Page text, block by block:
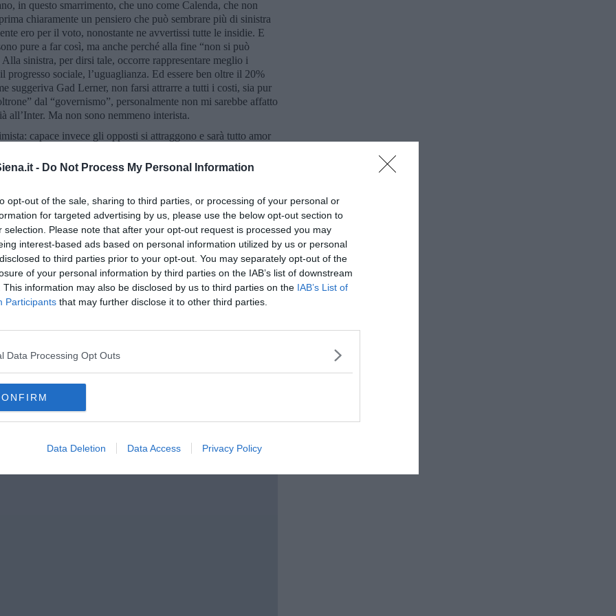
- Do Not Process My Personal Information
opt-out of the sale, sharing to third parties, or processing of your personal or
for targeted advertising by us, please use the below opt-out section to
selection. Please note that after your opt-out request is processed you may
interest-based ads based on personal information utilized by us or personal
to third parties prior to your opt-out. You may separately opt-out of the
of your personal information by third parties on the IAB’s list of downstream
This information may also be disclosed by us to third parties on the IAB’s List of
Participants that may further disclose it to other third parties.
Data Processing Opt Outs
Data Deletion Data Access Privacy Policy
in questo smarrimento, che uno come Calenda, che non
chiaramente un pensiero che può sembrare più di sinistra
ero per il voto, nonostante ne avvertissi tutte le insidie. E
pure a far così, ma anche perché alla fine “non si può
sinistra, per dirsi tale, occorre rappresentare meglio i
sociale, l’uguaglianza. Ed essere ben oltre il 20%
suggeriva Gad Lerner, non farsi attrarre a tutti i costi, sia pur
dal “governismo”, personalmente non mi sarebbe affatto
all’Inter. Ma non sono nemmeno interista.
capace invece gli opposti si attraggono e sarà tutto amor
e di progresso. I Pentastellati spero siano meglio di un
di sicuro. E quanto alla dirompente metafora del Parlamento
il tonno in scatola non piace, preferisco un bel piatto di
chi vivrà vedrà. E anche chi sopravviverà. Buona
di Libero Venturi